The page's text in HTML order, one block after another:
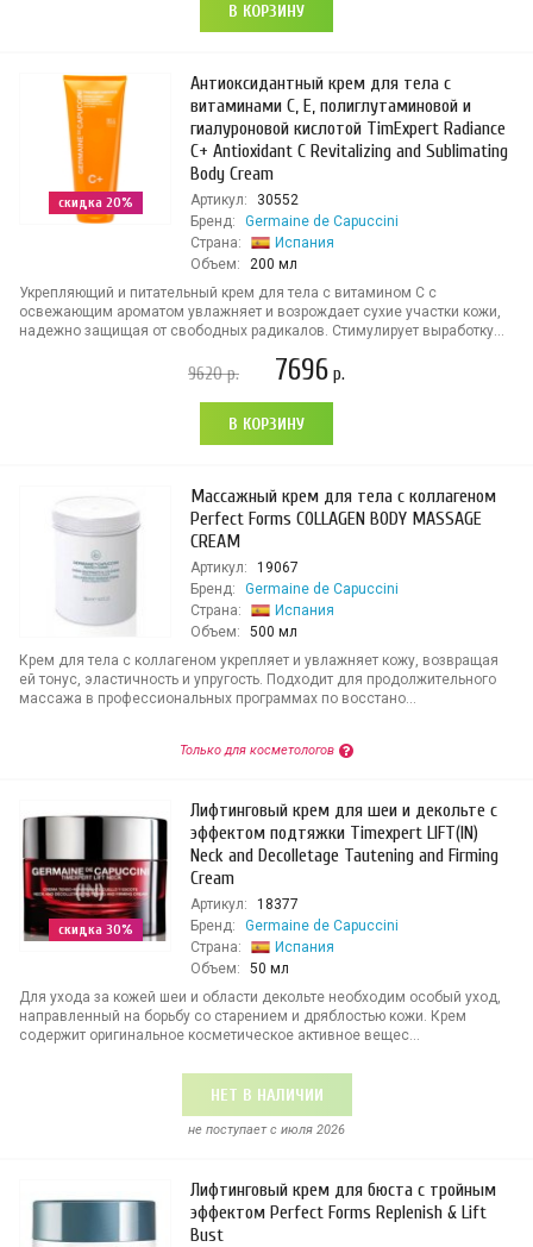
В КОРЗИНУ
скидка 20%
Антиоксидантный крем для тела с
витаминами С, Е, полиглутаминовой и
гиалуроновой кислотой TimExpert Radiance
C+ Antioxidant C Revitalizing and Sublimating
Body Cream
Артикул:
30552
Бренд:
Germaine de Capuccini
Страна:
Испания
Объем:
200 мл
Укрепляющий и питательный крем для тела с витамином С с
освежающим ароматом увлажняет и возрождает сухие участки кожи,
надежно защищая от свободных радикалов. Стимулирует выработку...
9620р. 7696 р.
В КОРЗИНУ
Массажный крем для тела с коллагеном
Perfect Forms COLLAGEN BODY MASSAGE
CREAM
Артикул:
19067
Бренд:
Germaine de Capuccini
Страна:
Испания
Объем:
500 мл
Крем для тела с коллагеном укрепляет и увлажняет кожу, возвращая
ей тонус, эластичность и упругость. Подходит для продолжительного
массажа в профессиональных программах по восстано...
Только для косметологов
скидка 30%
Лифтинговый крем для шеи и декольте с
эффектом подтяжки Timexpert LIFT(IN)
Neck and Decolletage Tautening and Firming
Cream
Артикул:
18377
Бренд:
Germaine de Capuccini
Страна:
Испания
Объем:
50 мл
Для ухода за кожей шеи и области декольте необходим особый уход,
направленный на борьбу со старением и дряблостью кожи. Крем
содержит оригинальное косметическое активное вещес...
НЕТ В НАЛИЧИИ
не поступает c июля 2026
Лифтинговый крем для бюста с тройным
эффектом Perfect Forms Replenish & Lift
Bust